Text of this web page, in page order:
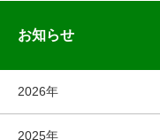
お知らせ
2026年
2025年